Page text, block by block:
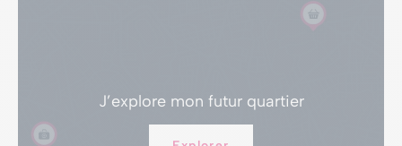
J’explore mon futur quartier